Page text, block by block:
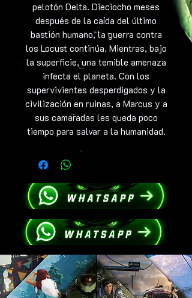
pelotón Delta. Dieciocho meses
después de la caída del último
bastión humano, la guerra contra
los Locust continúa. Mientras, bajo
la superficie, una temible amenaza
infecta el planeta. Con los
supervivientes desperdigados y la
civilización en ruinas, a Marcus y a
sus camaradas les queda poco
tiempo para salvar a la humanidad.